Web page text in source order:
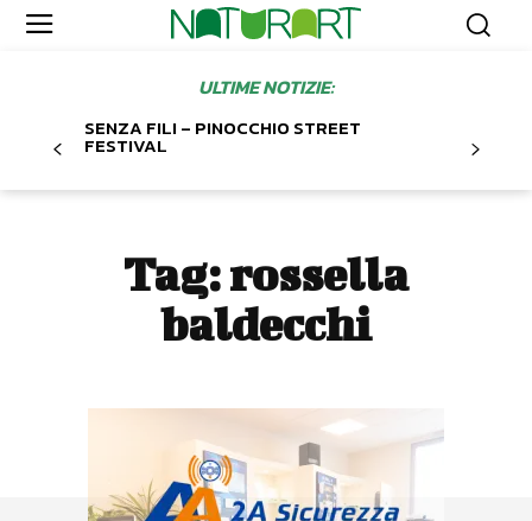
ULTIME NOTIZIE:
SENZA FILI – PINOCCHIO STREET
FESTIVAL
Tag:rossella
baldecchi